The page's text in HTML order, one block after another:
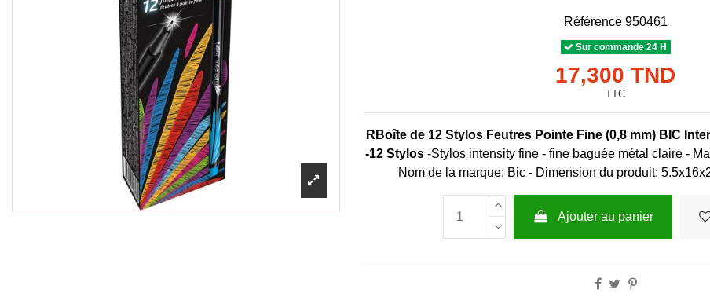
Référence 950461
Sur commande 24 H
17,300 TND
TTC
R Boîte de 12 Stylos Feutres Pointe Fine (0,8 mm) BIC
-12 Stylos-Stylos intensity fine - fine baguée métal claire -
Nom de la marque: Bic - Dimension du produit:
Ajouter au panier